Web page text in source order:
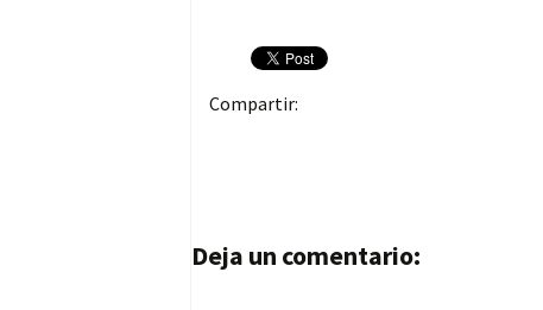
Compartir:
Navegación de entradas
Deja un comentario: